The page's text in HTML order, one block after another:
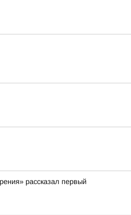
рассказал первый